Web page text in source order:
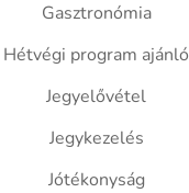
Gasztronómia
Hétvégi program ajánló
Jegyelővétel
Jegykezelés
Jótékonyság